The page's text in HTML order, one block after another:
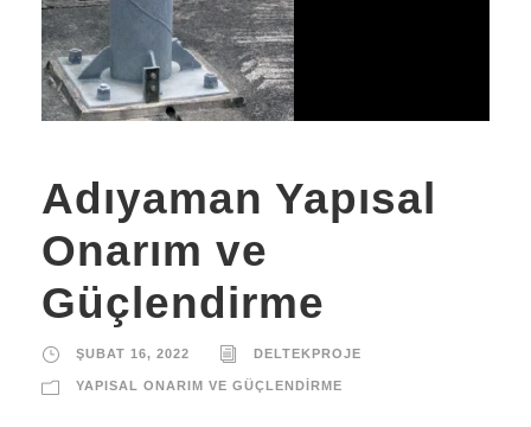
Adıyaman Yapısal
Onarım ve
Güçlendirme
ŞUBAT 16, 2022 DELTEKPROJE
YAPISAL ONARIM VE GÜÇLENDIRME